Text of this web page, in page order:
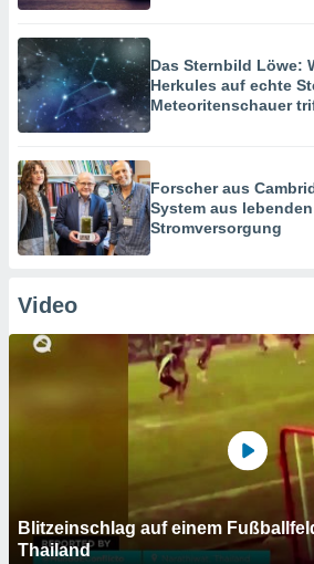
Das Sternbild Löwe:
Herkules auf echte
Meteoritenschauer
Forscher aus
System aus
Stromversorgung
Video
Blitzeinschlag auf einem
Thailand